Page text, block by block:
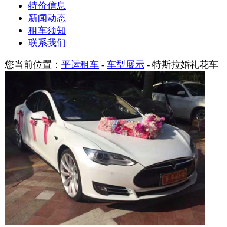
特价信息
新闻动态
租车须知
联系我们
您当前位置： 平运租车 - 车型展示 - 特斯拉婚礼花车